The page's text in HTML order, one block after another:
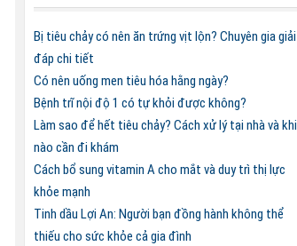
Bị tiêu chảy có nên ăn trứng vịt lộn? Chuyên gia giải
đáp chi tiết
Có nên uống men tiêu hóa hằng ngày?
Bệnh trĩ nội độ 1 có tự khỏi được không?
Làm sao để hết tiêu chảy? Cách xử lý tại nhà và khi
nào cần đi khám
Cách bổ sung vitamin A cho mắt và duy trì thị lực
khỏe mạnh
Tinh dầu Lợi An: Người bạn đồng hành không thể
thiếu cho sức khỏe cả gia đình